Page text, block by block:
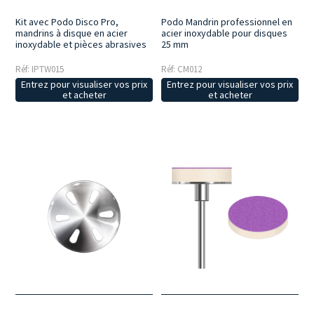
Kit avec Podo Disco Pro,
mandrins à disque en acier
inoxydable et pièces abrasives
Réf: IPTW015
Entrez pour visualiser vos prix
et acheter
Podo Mandrin professionnel en
acier inoxydable pour disques
25 mm
Réf: CM012
Entrez pour visualiser vos prix
et acheter